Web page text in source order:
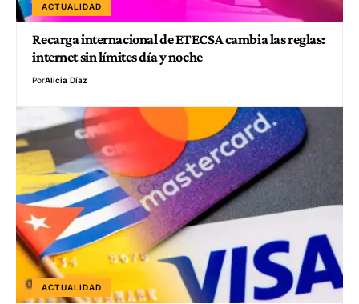
ACTUALIDAD
Recarga internacional de ETECSA cambia las reglas:
internet sin límites día y noche
PorAlicia Díaz
ACTUALIDAD